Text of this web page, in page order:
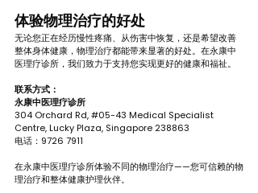
体验物理治疗的好处
无论您正在经历慢性疼痛、从伤害中恢复，还是希望改善
整体身体健康，物理治疗都能带来显著的好处。在永康中
医理疗诊所，我们致力于支持您实现更好的健康和福祉。
联系方式：
永康中医理疗诊所
304 Orchard Rd, #05-43 Medical Specialist
Centre, Lucky Plaza, Singapore 238863
电话：9726 7911
在永康中医理疗诊所体验不同的物理治疗——您可信赖的物
理治疗和整体健康护理伙伴。